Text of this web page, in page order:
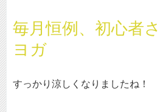
毎月恒例、初心者
ヨガ
すっかり涼しくなりましたね！